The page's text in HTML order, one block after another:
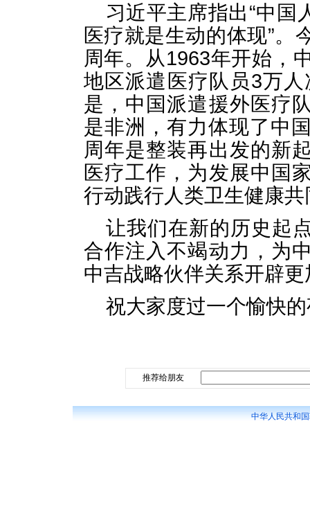
习近平主席指出“中国
医疗就是生动的体现”。
周年。从1963年开始，
地区派遣医疗队员3万
是，中国派遣援外医疗
是非洲，有力体现了中
周年是整装再出发的新
医疗工作，为发展中国
行动践行人类卫生健康
让我们在新的历史起
合作注入不竭动力，为
中吉战略伙伴关系开辟
祝大家度过一个愉快
推荐给朋友
中华人民共和